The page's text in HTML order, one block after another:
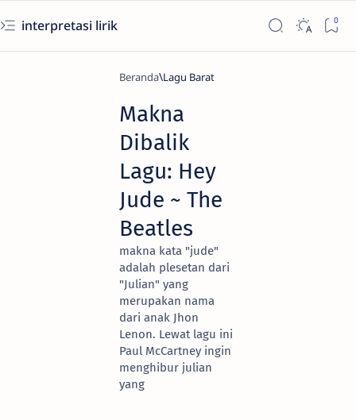
interpretasi lirik
Beranda Lagu Barat
Makna
Dibalik
Lagu: Hey
Jude ~ The
Beatles
makna kata "jude"
adalah plesetan dari
"Julian" yang
merupakan nama
dari anak Jhon
Lenon. Lewat lagu ini
Paul McCartney ingin
menghibur julian
yang